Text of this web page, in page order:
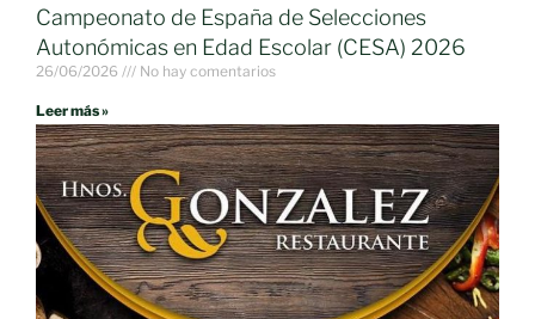
Campeonato de España de Selecciones
Autonómicas en Edad Escolar (CESA) 2026
26/06/2026 No hay comentarios
Leer más »